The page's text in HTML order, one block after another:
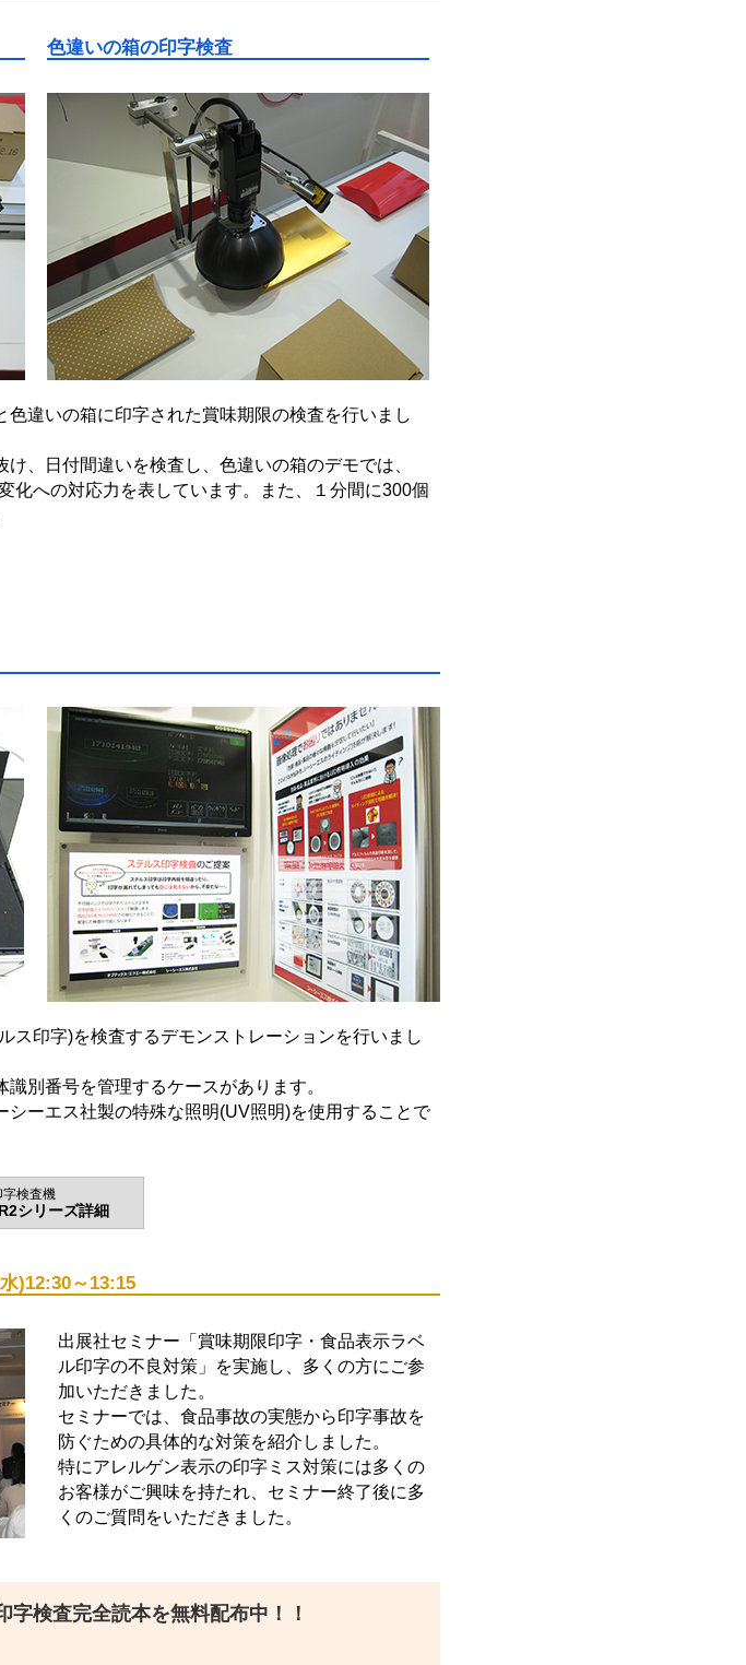
色違いの箱の印字検査
違いの箱に印字された賞味期限の検査を行いまし
、日付間違いを検査し、色違いの箱のデモでは、
化への対応力を表しています。また、１分間に300個
ス印字)を検査するデモンストレーションを行いまし
別番号を管理するケースがあります。
ーエス社製の特殊な照明(UV照明)を使用することで
字検査機
シリーズ詳細
)12:30～13:15
出展社セミナー「賞味期限印字・食品表示ラベ
ル印字の不良対策」を実施し、多くの方にご参
加いただきました。
セミナーでは、食品事故の実態から印字事故を
防ぐための具体的な対策を紹介しました。
特にアレルゲン表示の印字ミス対策には多くの
お客様がご興味を持たれ、セミナー終了後に多
くのご質問をいただきました。
字検査完全読本を無料配布中！！